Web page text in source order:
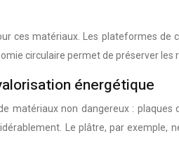
ces matériaux. Les plateformes
circulaire permet de préserver
énergétique
matériaux non dangereux :
Le plâtre, par exemple,